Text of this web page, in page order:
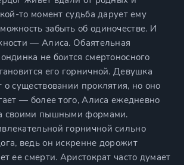
то момент судьба дарует ему
забыть об одиночестве. И
— Алиса. Обаятельная
не боится смертоносного
его горничной. Девушка
о существовании проклятия, но оно
— более того, Алиса ежедневно
своими пышными формами.
горничной сильно
ведь он искренне дорожит
ее смерти. Аристократ часто думает